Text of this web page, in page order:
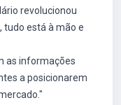
revolucionou
tudo está à mão e
as informações
a posicionarem